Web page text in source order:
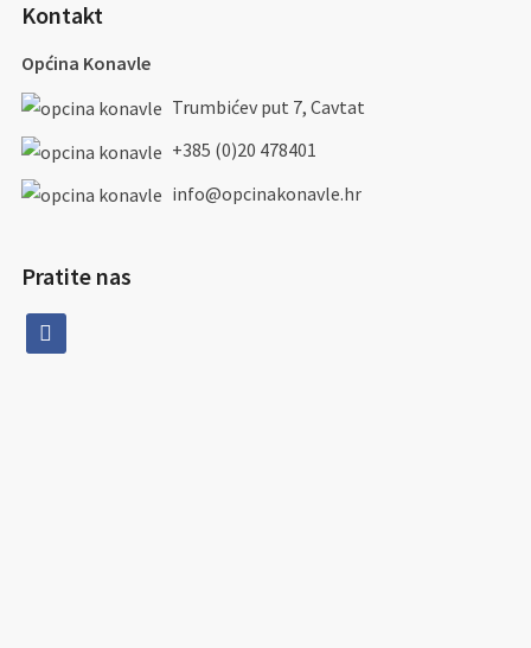
Kontakt
Općina Konavle
Trumbićev put 7, Cavtat
+385 (0)20 478401
info@opcinakonavle.hr
Pratite nas
facebook